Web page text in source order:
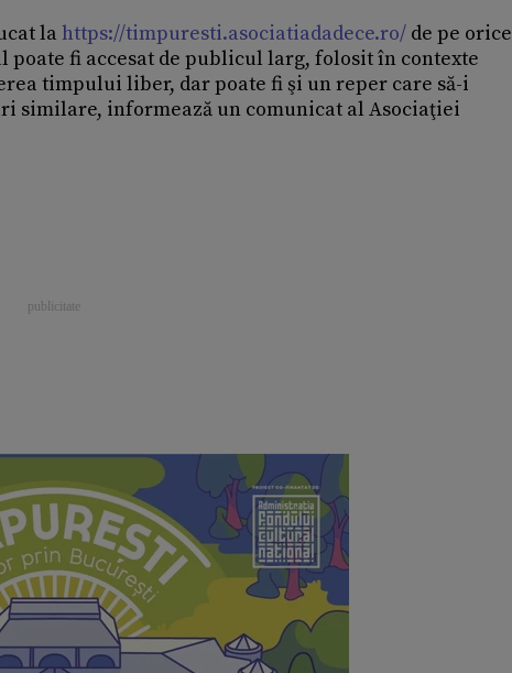
la https://timpuresti.asociatiadadece.ro/ de pe orice
fi accesat de publicul larg, folosit în contexte
timpului liber, dar poate fi şi un reper care să-i
similare, informează un comunicat al Asociaţiei